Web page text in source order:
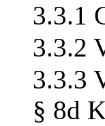
3.3.1
3.3.2
3.3.3
§ 8d